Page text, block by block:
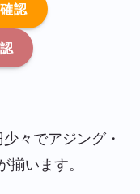
認
々でアジング・
揃います。